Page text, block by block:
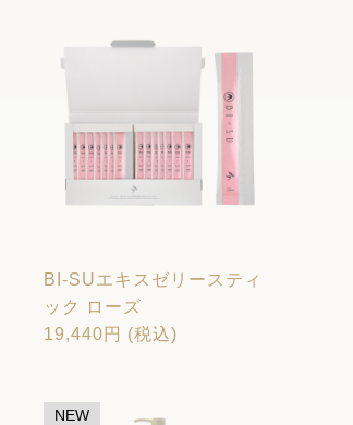
BI-SUエキスゼリースティ
ック ローズ
19,440円 (税込)
NEW